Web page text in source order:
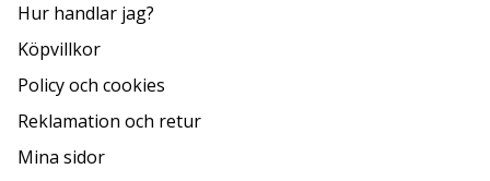
Hur handlar jag?
Köpvillkor
Policy och cookies
Reklamation och retur
Mina sidor